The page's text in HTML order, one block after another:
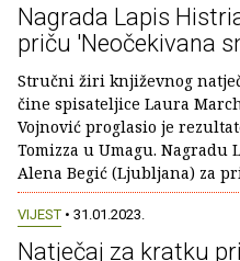
Nagrada Lapis
priču 'Neočekivana
Stručni žiri književnog
čine spisateljice Laura
Vojnović proglasio je
Tomizza u Umagu. Nagradu
Alena Begić (Ljubljana) za
VIJEST • 31.01.2023.
Natječaj za kratku